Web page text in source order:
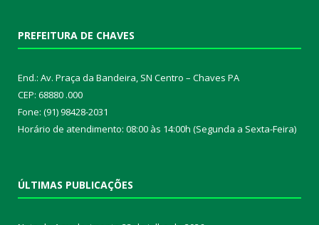
PREFEITURA DE CHAVES
End.: Av. Praça da Bandeira, SN Centro – Chaves PA
CEP: 68880 .000
Fone: (91) 98428-2031
Horário de atendimento: 08:00 às 14:00h (Segunda a Sexta-Feira)
ÚLTIMAS PUBLICAÇÕES